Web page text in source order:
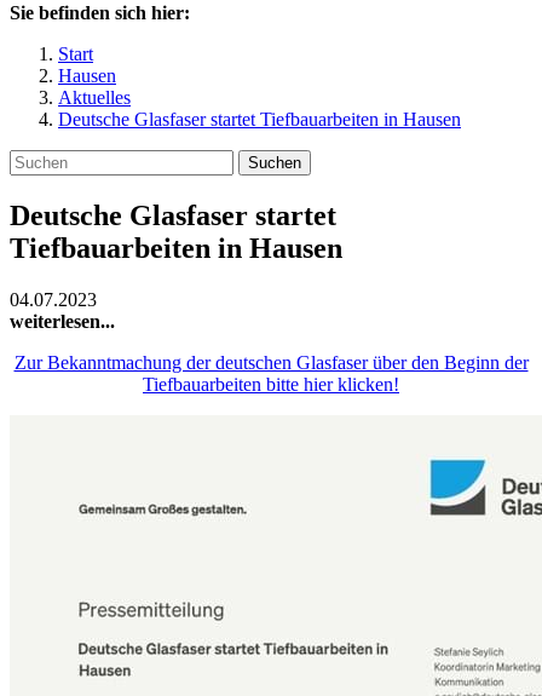
Sie befinden sich hier:
Start
Hausen
Aktuelles
Deutsche Glasfaser startet Tiefbauarbeiten in Hausen
Suchen
Deutsche Glasfaser startet
Tiefbauarbeiten in Hausen
04.07.2023
weiterlesen...
Zur Bekanntmachung der deutschen Glasfaser über den Beginn der
Tiefbauarbeiten bitte hier klicken!